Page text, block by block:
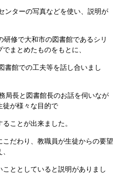
ターの写真などを使い、説明が
修で大和市の図書館であるシリ
まとめたものをもとに、
館での工夫等を話し合いまし
局長と図書館長のお話を伺いなが
徒が様々な目的で
ことが出来ました。
だわり、教職員が生徒からの要望
ととしていると説明がありまし